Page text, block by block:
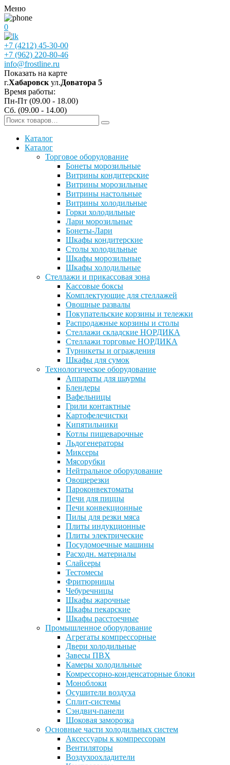
Меню
0
+7 (4212) 45-30-00
+7 (962) 220-80-46
info@frostline.ru
Показать на карте
г.Хабаровск ул.Доватора 5
Время работы:
Пн-Пт (09.00 - 18.00)
Сб. (09.00 - 14.00)
Каталог
Каталог
Торговое оборудование
Бонеты морозильные
Витрины кондитерские
Витрины морозильные
Витрины настольные
Витрины холодильные
Горки холодильные
Лари морозильные
Бонеты-Лари
Шкафы кондитерские
Столы холодильные
Шкафы морозильные
Шкафы холодильные
Стеллажи и прикассовая зона
Кассовые боксы
Комплектующие для стеллажей
Овощные развалы
Покупательские корзины и тележки
Распродажные корзины и столы
Стеллажи складские НОРДИКА
Стеллажи торговые НОРДИКА
Турникеты и ограждения
Шкафы для сумок
Технологическое оборудование
Аппараты для шаурмы
Блендеры
Вафельницы
Грили контактные
Картофелечистки
Кипятильники
Котлы пищеварочные
Льдогенераторы
Миксеры
Мясорубки
Нейтральное оборудование
Овощерезки
Пароконвектоматы
Печи для пиццы
Печи конвекционные
Пилы для резки мяса
Плиты индукционные
Плиты электрические
Посудомоечные машины
Расходн. материалы
Слайсеры
Тестомесы
Фритюрницы
Чебуречницы
Шкафы жарочные
Шкафы пекарские
Шкафы расстоечные
Промышленное оборудование
Агрегаты компрессорные
Двери холодильные
Завесы ПВХ
Камеры холодильные
Комрессорно-конденсаторные блоки
Моноблоки
Осушители воздуха
Сплит-системы
Сэндвич-панели
Шоковая заморозка
Основные части холодильных систем
Аксессуары к компрессорам
Вентиляторы
Воздухоохладители